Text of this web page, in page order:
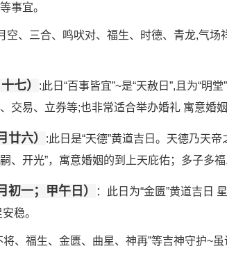
事宜。
空、三合、鸣吠对、福生、时德、青龙,气
七）
:此日“百事皆宜”~是“天赦日”,且为“明
交易、立券等;也非常适合举办婚礼 寓意婚
廿六）
:此日是“天德”黄道吉日。天德乃天
、开光”，寓意婚姻的到上天庇佑；多子多
初一；甲午日）
：此日为“金匮”黄道吉日
稳。
将、福生、金匮、曲星、神再”等吉神守护~